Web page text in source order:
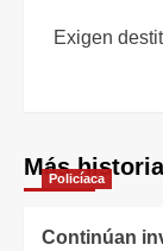
Exigen
MásPolicíaca
Continúan